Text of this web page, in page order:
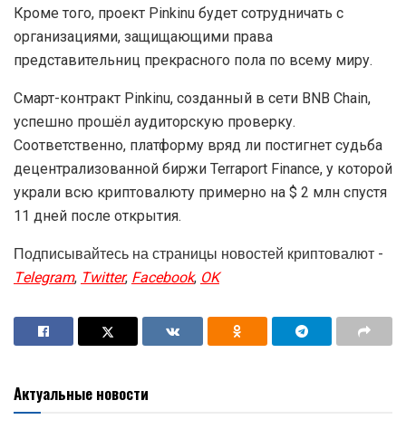
Кроме того, проект Pinkinu будет сотрудничать с
организациями, защищающими права
представительниц прекрасного пола по всему миру.
Смарт-контракт Pinkinu, созданный в сети BNB Chain,
успешно прошёл аудиторскую проверку.
Соответственно, платформу вряд ли постигнет судьба
децентрализованной биржи Terraport Finance, у которой
украли всю криптовалюту примерно на $ 2 млн спустя
11 дней после открытия.
Подписывайтесь на страницы новостей криптовалют -
Telegram,Twitter,Facebook,OK
Актуальные новости